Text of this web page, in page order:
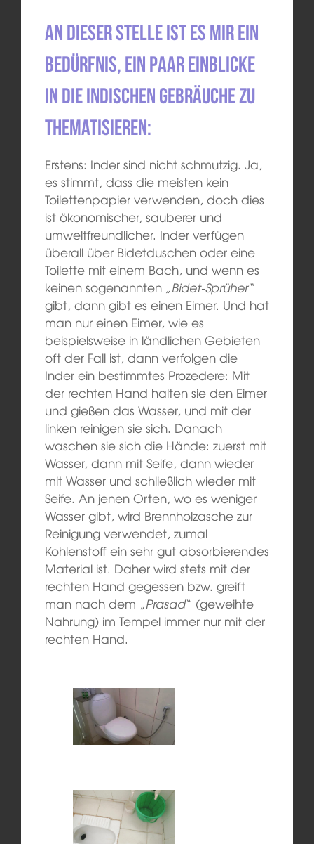
An dieser Stelle ist es mir ein
Bedürfnis, ein paar Einblicke
in die indischen Gebräuche zu
thematisieren:
Erstens: Inder sind nicht schmutzig. Ja,
es stimmt, dass die meisten kein
Toilettenpapier verwenden, doch dies
ist ökonomischer, sauberer und
umweltfreundlicher. Inder verfügen
überall über Bidetduschen oder eine
Toilette mit einem Bach, und wenn es
keinen sogenannten „Bidet-Sprüher“
gibt, dann gibt es einen Eimer. Und hat
man nur einen Eimer, wie es
beispielsweise in ländlichen Gebieten
oft der Fall ist, dann verfolgen die
Inder ein bestimmtes Prozedere: Mit
der rechten Hand halten sie den Eimer
und gießen das Wasser, und mit der
linken reinigen sie sich. Danach
waschen sie sich die Hände: zuerst mit
Wasser, dann mit Seife, dann wieder
mit Wasser und schließlich wieder mit
Seife. An jenen Orten, wo es weniger
Wasser gibt, wird Brennholzasche zur
Reinigung verwendet, zumal
Kohlenstoff ein sehr gut absorbierendes
Material ist. Daher wird stets mit der
rechten Hand gegessen bzw. greift
man nach dem „Prasad“ (geweihte
Nahrung) im Tempel immer nur mit der
rechten Hand.